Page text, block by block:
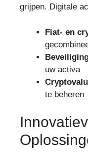
grijpen. Digitale
Fiat- en
uw activa
te beheren